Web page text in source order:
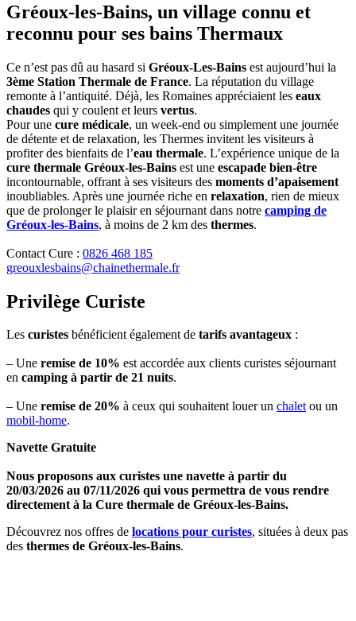
Gréoux-les-Bains, un village connu et
reconnu pour ses bains Thermaux
Ce n’est pas dû au hasard si Gréoux-Les-Bains est aujourd’hui la
3ème Station Thermale de France. La réputation du village
remonte à l’antiquité. Déjà, les Romaines appréciaient les eaux
chaudes qui y coulent et leurs vertus.
Pour une cure médicale, un week-end ou simplement une journée
de détente et de relaxation, les Thermes invitent les visiteurs à
profiter des bienfaits de l’eau thermale. L’expérience unique de la
cure thermale Gréoux-les-Bains est une escapade bien-être
incontournable, offrant à ses visiteurs des moments d’apaisement
inoubliables. Après une journée riche en relaxation, rien de mieux
que de prolonger le plaisir en séjournant dans notre camping de
Gréoux-les-Bains, à moins de 2 km des thermes.
Contact Cure : 0826 468 185
greouxlesbains@chainethermale.fr
Privilège Curiste
Les curistes bénéficient également de tarifs avantageux :
– Une remise de 10% est accordée aux clients curistes séjournant
en camping à partir de 21 nuits.
– Une remise de 20% à ceux qui souhaitent louer un chaletou un
mobil-home.
Navette Gratuite
Nous proposons aux curistes une navette à partir du
20/03/2026 au 07/11/2026 qui vous permettra de vous rendre
directement à la Cure thermale de Gréoux-les-Bains.
Découvrez nos offres de locations pour curistes, situées à deux pas
des thermes de Gréoux-les-Bains.